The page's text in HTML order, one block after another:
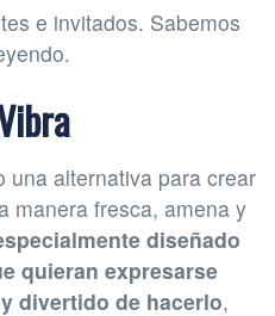
e invitados. Sabemos
una alternativa para crear
manera fresca, amena y
diseñado
quieran expresarse
divertido de hacerlo,